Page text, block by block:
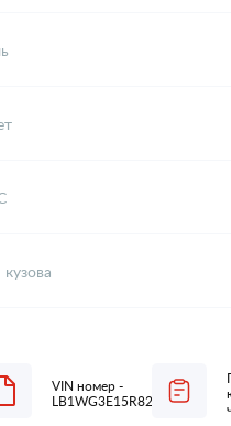
кузова
VIN номер -
LB1WG3E15R8224421